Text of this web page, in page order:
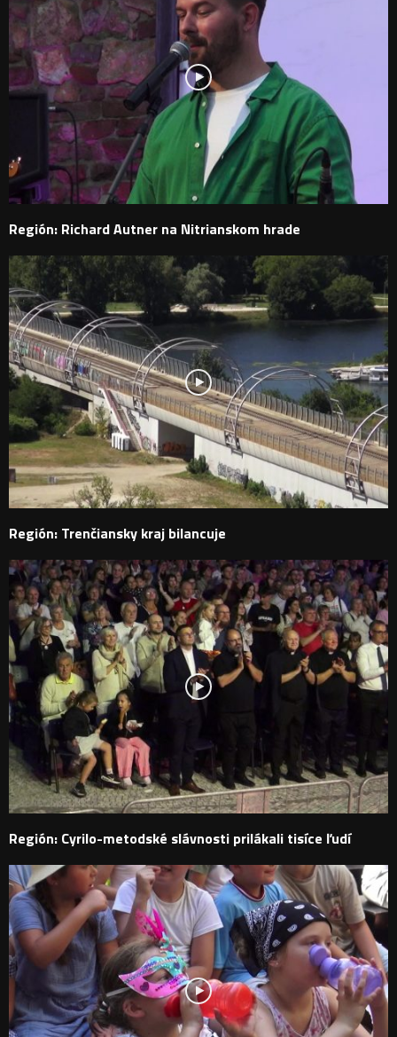
Región: Richard Autner na Nitrianskom hrade
Región: Trenčiansky kraj bilancuje
Región: Cyrilo-metodské slávnosti prilákali tisíce ľudí